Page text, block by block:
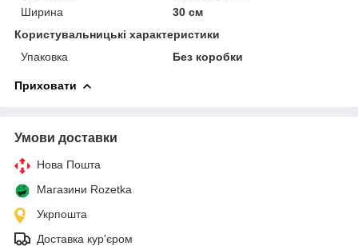
Ширина
30 см
Користувальницькі характеристики
Упаковка
Без коробки
Приховати
Умови доставки
Нова Пошта
Магазини Rozetka
Укрпошта
Доставка кур'єром